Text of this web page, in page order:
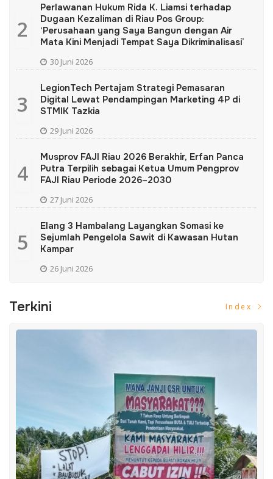
2
Perlawanan Hukum Rida K. Liamsi terhadap
Dugaan Kezaliman di Riau Pos Group:
‘Perusahaan yang Saya Bangun dengan Air
Mata Kini Menjadi Tempat Saya Dikriminalisasi’
30 Juni 2026
3
LegionTech Pertajam Strategi Pemasaran
Digital Lewat Pendampingan Marketing 4P di
STMIK Tazkia
29 Juni 2026
4
Musprov FAJI Riau 2026 Berakhir, Erfan Panca
Putra Terpilih sebagai Ketua Umum Pengprov
FAJI Riau Periode 2026–2030
27 Juni 2026
5
Elang 3 Hambalang Layangkan Somasi ke
Sejumlah Pengelola Sawit di Kawasan Hutan
Kampar
26 Juni 2026
Terkini Index